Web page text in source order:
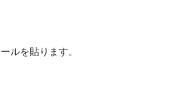
ルを貼ります。